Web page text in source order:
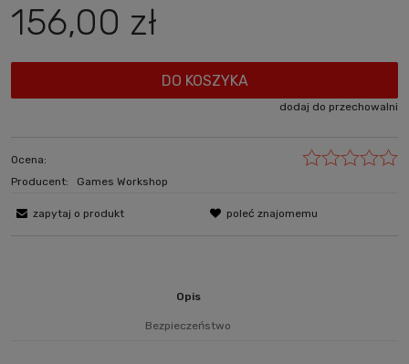
156,00 zł
DO KOSZYKA
dodaj do przechowalni
Ocena:
Producent:
Games Workshop
zapytaj o produkt poleć znajomemu
Opis
Bezpieczeństwo